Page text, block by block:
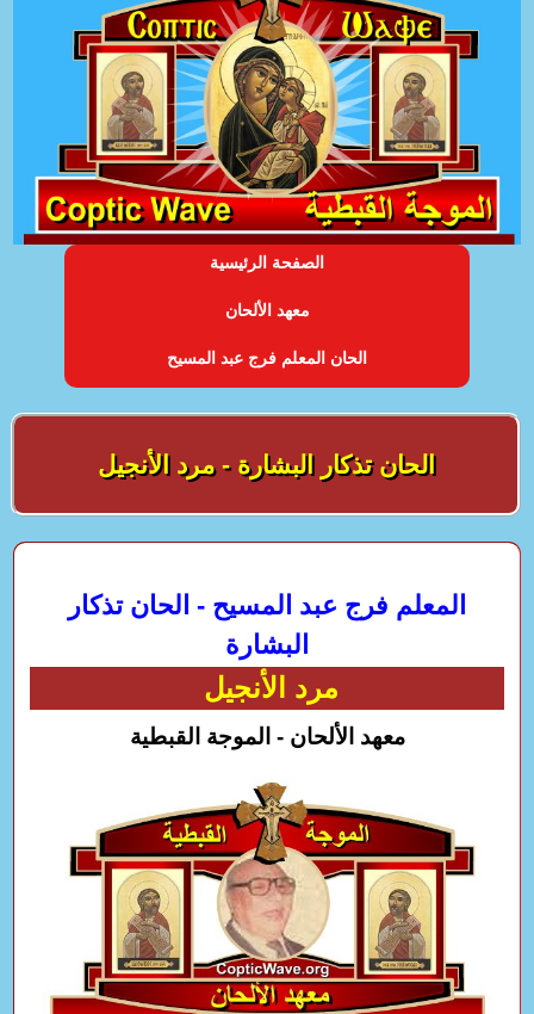
الصفحة الرئيسية
معهد الألحان
الحان المعلم فرج عبد المسيح
الحان تذكار البشارة - مرد الأنجيل
المعلم فرج عبد المسيح - الحان تذكار
البشارة
مرد الأنجيل
معهد الألحان - الموجة القبطية